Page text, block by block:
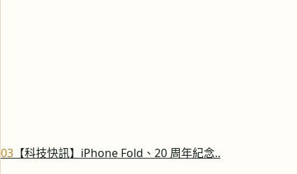
03 【科技快訊】iPhone Fold、20 周年紀念..